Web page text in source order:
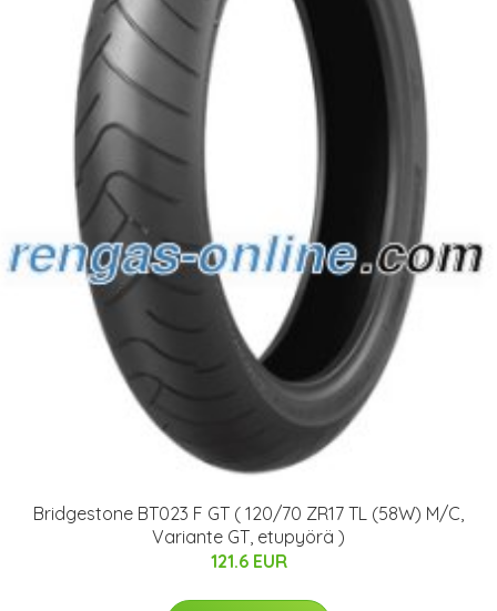
Bridgestone BT023 F GT ( 120/70 ZR17 TL (58W) M/C,
Variante GT, etupyörä )
121.6 EUR